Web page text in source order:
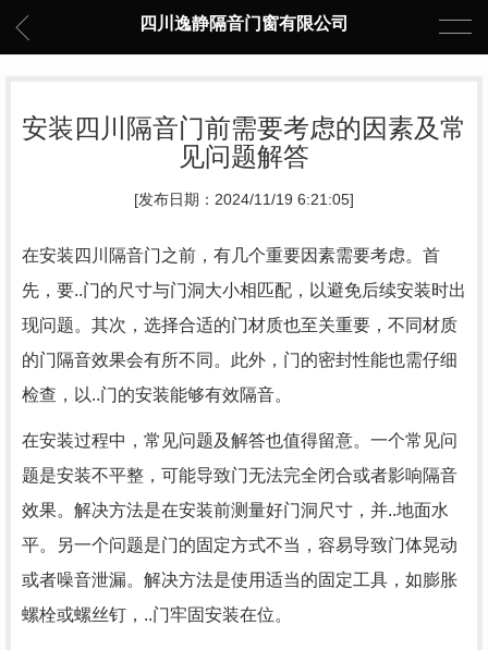
四川逸静隔音门窗有限公司
安装四川隔音门前需要考虑的因素及常
见问题解答
[发布日期：2024/11/19 6:21:05]
在安装四川隔音门之前，有几个重要因素需要考虑。首
先，要..门的尺寸与门洞大小相匹配，以避免后续安装时出
现问题。其次，选择合适的门材质也至关重要，不同材质
的门隔音效果会有所不同。此外，门的密封性能也需仔细
检查，以..门的安装能够有效隔音。
在安装过程中，常见问题及解答也值得留意。一个常见问
题是安装不平整，可能导致门无法完全闭合或者影响隔音
效果。解决方法是在安装前测量好门洞尺寸，并..地面水
平。另一个问题是门的固定方式不当，容易导致门体晃动
或者噪音泄漏。解决方法是使用适当的固定工具，如膨胀
螺栓或螺丝钉，..门牢固安装在位。